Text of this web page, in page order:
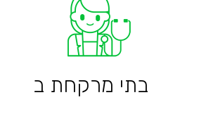
בתי מרקחת ב